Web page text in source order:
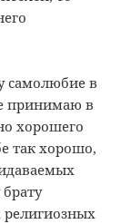
самолюбие в
принимаю в
хорошего
так хорошо,
религиозных